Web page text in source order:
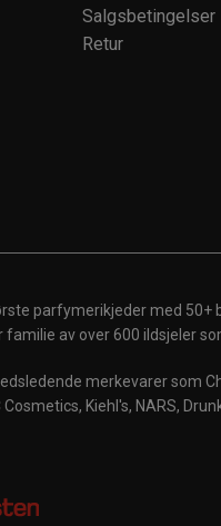
Salgsbetingelser
Retur
parfymerikjeder med
familie av over 600 ildsjeler
merkevarer som
Kiehl's, NARS,